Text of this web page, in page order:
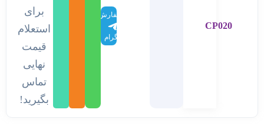
CP020
سفارش
در
تلگرام
برای
استعلام
قیمت
نهایی
تماس
بگیرید!